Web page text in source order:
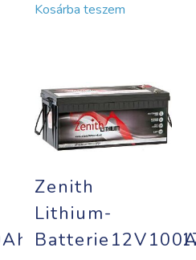
Kosárba teszem
Zenith
Lithium-